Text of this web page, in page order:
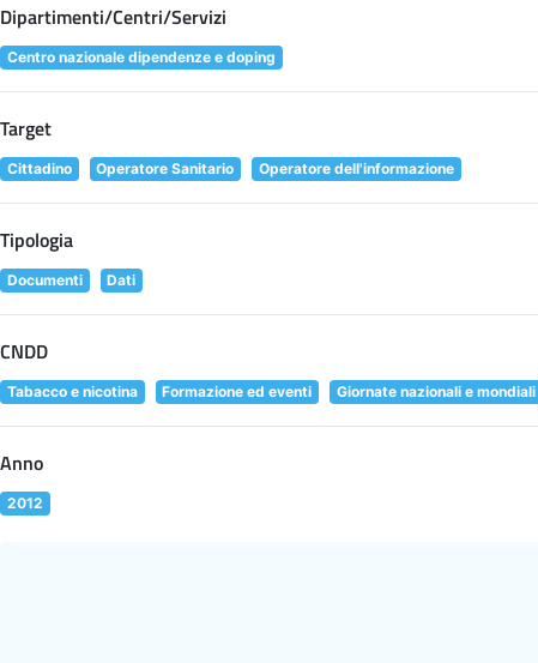
Dipartimenti/Centri/Servizi
Centro nazionale dipendenze e doping
Target
Cittadino Operatore Sanitario Operatore dell'informazione
Tipologia
Documenti Dati
CNDD
Tabacco e nicotina Formazione ed eventi Giornate nazionali e mondiali
Anno
2012